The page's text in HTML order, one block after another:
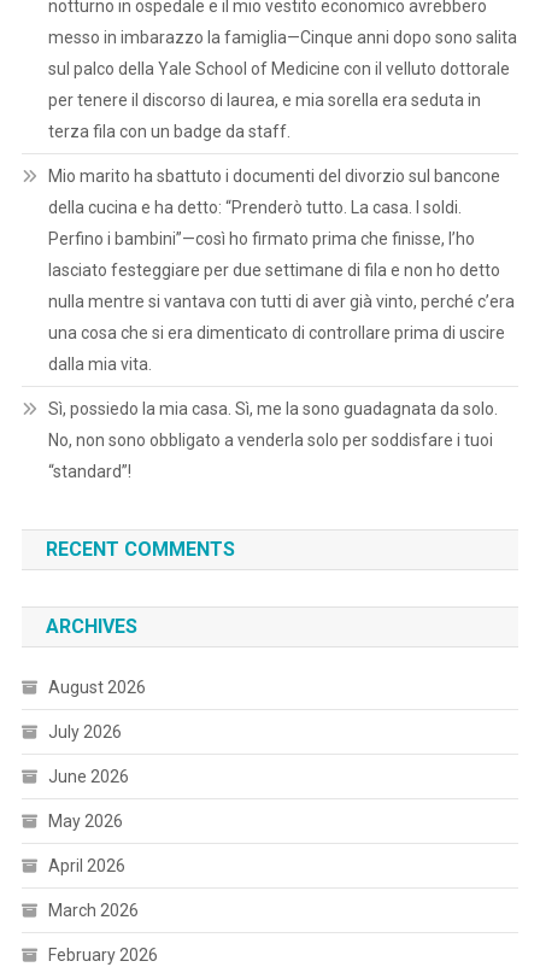
notturno in ospedale e il mio vestito economico avrebbero
messo in imbarazzo la famiglia—Cinque anni dopo sono salita
sul palco della Yale School of Medicine con il velluto dottorale
per tenere il discorso di laurea, e mia sorella era seduta in
terza fila con un badge da staff.
Mio marito ha sbattuto i documenti del divorzio sul bancone
della cucina e ha detto: “Prenderò tutto. La casa. I soldi.
Perfino i bambini”—così ho firmato prima che finisse, l’ho
lasciato festeggiare per due settimane di fila e non ho detto
nulla mentre si vantava con tutti di aver già vinto, perché c’era
una cosa che si era dimenticato di controllare prima di uscire
dalla mia vita.
Sì, possiedo la mia casa. Sì, me la sono guadagnata da solo.
No, non sono obbligato a venderla solo per soddisfare i tuoi
“standard”!
RECENT COMMENTS
ARCHIVES
August 2026
July 2026
June 2026
May 2026
April 2026
March 2026
February 2026